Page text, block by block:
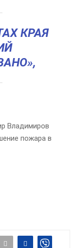
КРАЯ
Владимиров
пожара в